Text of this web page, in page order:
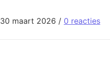
30 maart 2026 / 0 reacties